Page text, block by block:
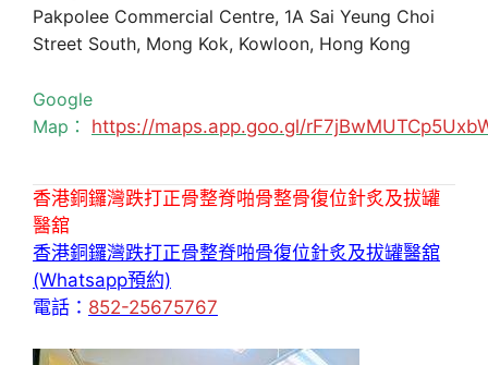
Pakpolee Commercial Centre, 1A Sai Yeung Choi
Street South, Mong Kok, Kowloon, Hong Kong
Google
Map： https://maps.app.goo.gl/
香港銅鑼灣跌打正骨整脊啪骨整骨復位針炙及拔罐
醫舘
香港銅鑼灣跌打正骨整脊啪骨復位針炙及拔罐醫舘
(Whatsapp預約)
電話： 852-25675767